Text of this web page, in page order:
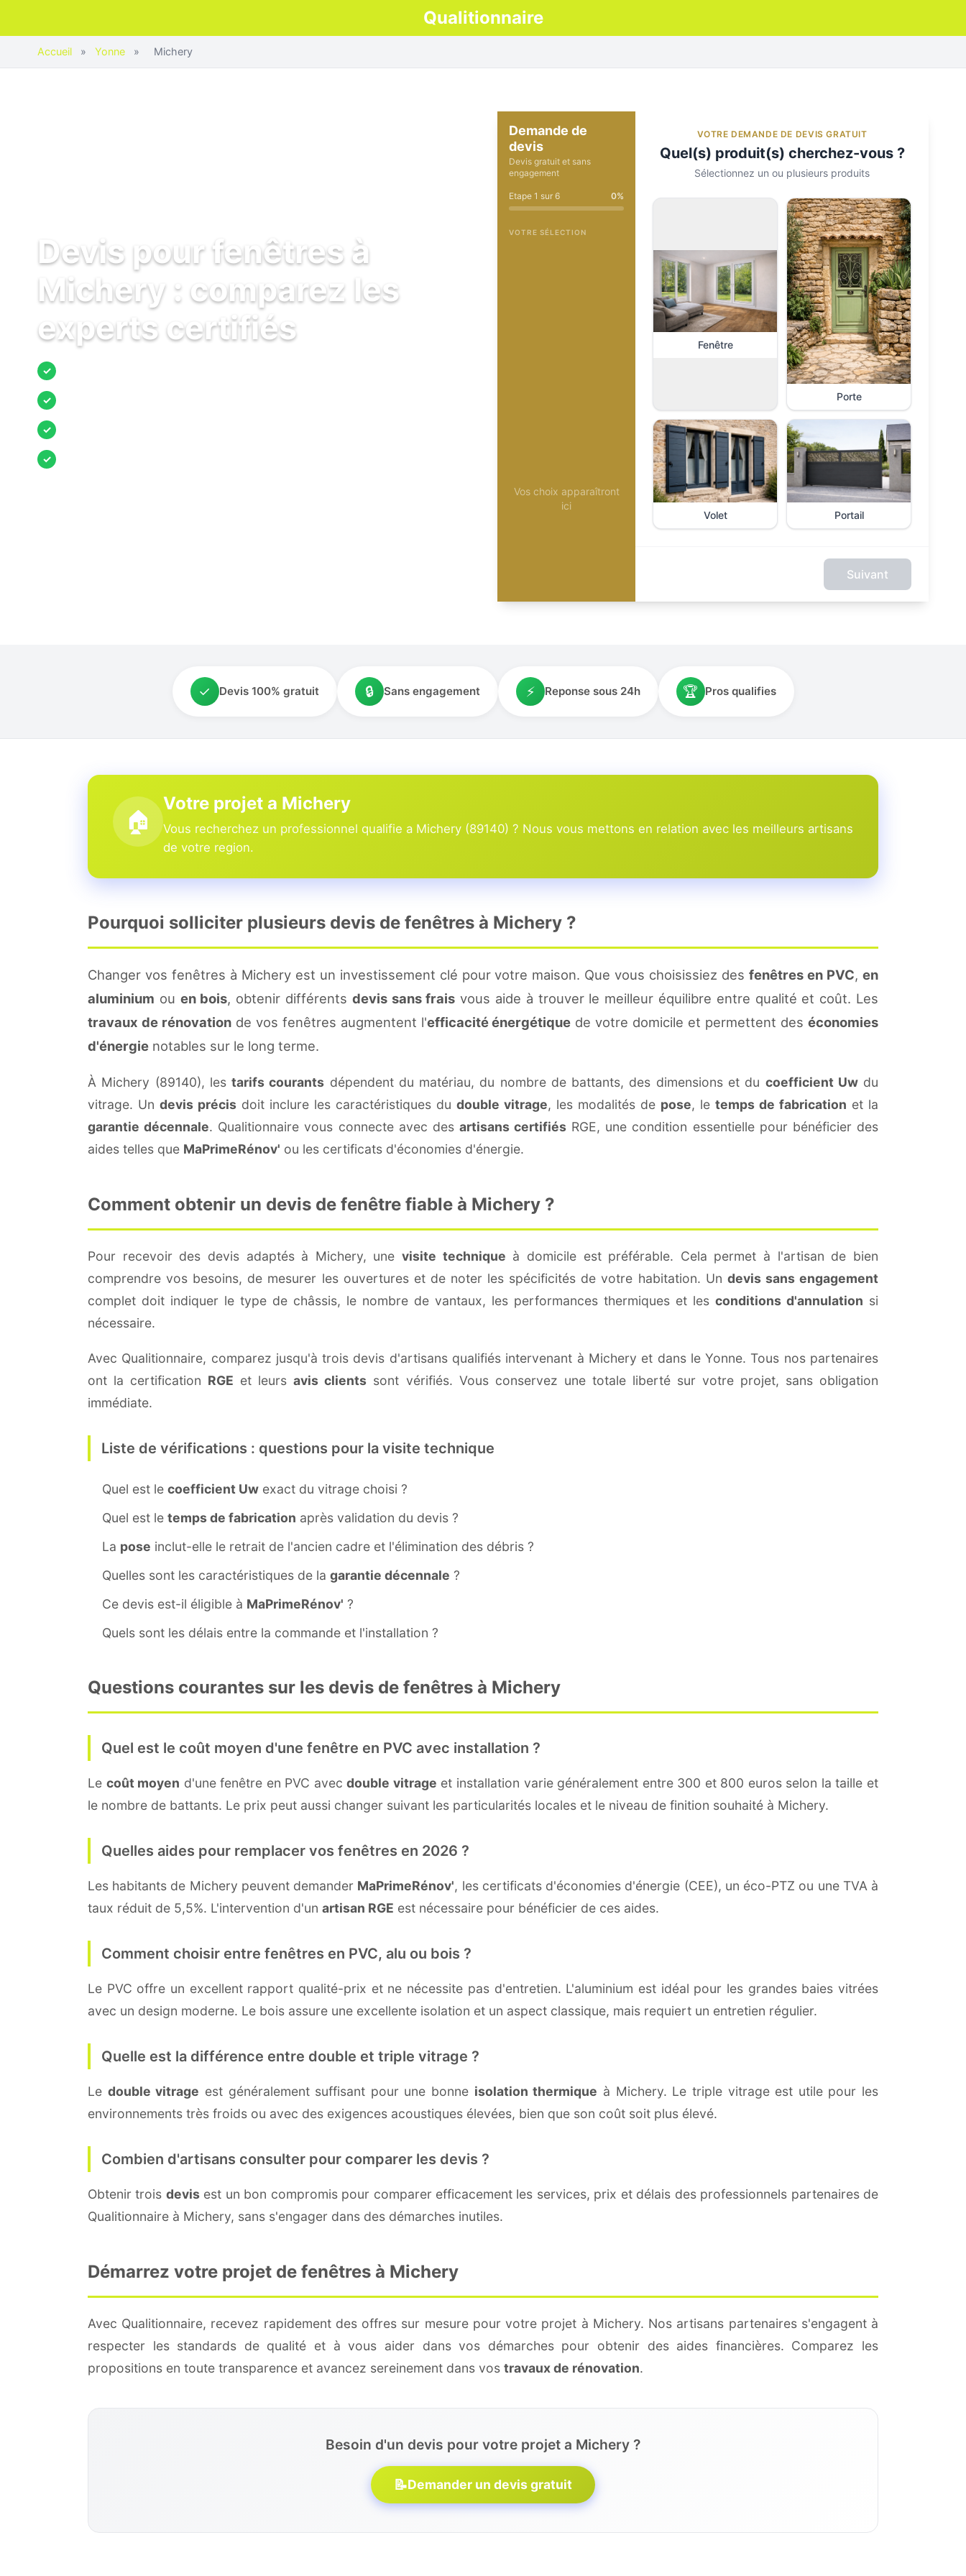
Qualitionnaire
Accueil » Yonne » Michery
Devis pour fenêtres à
Michery : comparez les
experts certifiés
✓
✓
✓
✓
Demande de
devis
Devis gratuit et sans
engagement
Etape 1 sur 6 0%
VOTRE SÉLECTION
Vos choix apparaîtront
ici
VOTRE DEMANDE DE DEVIS GRATUIT
Quel(s) produit(s) cherchez-vous ?
Sélectionnez un ou plusieurs produits
Fenêtre
Porte
Volet Portail
Suivant
✓ Devis 100% gratuit 🔒 Sans engagement ⚡ Reponse sous 24h 🏆 Pros qualifies
🏠
Votre projet a Michery
Vous recherchez un professionnel qualifie a Michery (89140) ? Nous vous mettons en relation avec les meilleurs artisans
de votre region.
Pourquoi solliciter plusieurs devis de fenêtres à Michery ?
Changer vos fenêtres à Michery est un investissement clé pour votre maison. Que vous choisissiez desfenêtres en PVC,en
aluminium ou en bois, obtenir différents devis sans frais vous aide à trouver le meilleur équilibre entre qualité et coût. Les
travaux de rénovationde vos fenêtres augmentent l'efficacité énergétique de votre domicile et permettent deséconomies
d'énergie notables sur le long terme.
À Michery (89140), lestarifs courants dépendent du matériau, du nombre de battants, des dimensions et du coefficient Uwdu
vitrage. Un devis précis doit inclure les caractéristiques du double vitrage, les modalités de pose, le temps de fabrication et la
garantie décennale. Qualitionnaire vous connecte avec des artisans certifiés RGE, une condition essentielle pour bénéficier des
aides telles que MaPrimeRénov' ou les certificats d'économies d'énergie.
Comment obtenir un devis de fenêtre fiable à Michery ?
Pour recevoir des devis adaptés à Michery, unevisite technique à domicile est préférable. Cela permet à l'artisan de bien
comprendre vos besoins, de mesurer les ouvertures et de noter les spécificités de votre habitation. Un devis sans engagement
complet doit indiquer le type de châssis, le nombre de vantaux, les performances thermiques et les conditions d'annulation si
nécessaire.
Avec Qualitionnaire, comparez jusqu'à trois devis d'artisans qualifiés intervenant à Michery et dans le Yonne. Tous nos partenaires
ont la certification RGE et leursavis clients sont vérifiés. Vous conservez une totale liberté sur votre projet, sans obligation
immédiate.
Liste de vérifications : questions pour la visite technique
Quel est le coefficient Uw exact du vitrage choisi ?
Quel est le temps de fabrication après validation du devis ?
La pose inclut-elle le retrait de l'ancien cadre et l'élimination des débris ?
Quelles sont les caractéristiques de la garantie décennale ?
Ce devis est-il éligible à MaPrimeRénov' ?
Quels sont les délais entre la commande et l'installation ?
Questions courantes sur les devis de fenêtres à Michery
Quel est le coût moyen d'une fenêtre en PVC avec installation ?
Le coût moyen d'une fenêtre en PVC avecdouble vitrage et installation varie généralement entre 300 et 800 euros selon la taille et
le nombre de battants. Le prix peut aussi changer suivant les particularités locales et le niveau de finition souhaité à Michery.
Quelles aides pour remplacer vos fenêtres en 2026 ?
Les habitants de Michery peuvent demander MaPrimeRénov', les certificats d'économies d'énergie (CEE), un éco-PTZ ou une TVA à
taux réduit de 5,5%. L'intervention d'un artisan RGE est nécessaire pour bénéficier de ces aides.
Comment choisir entre fenêtres en PVC, alu ou bois ?
Le PVC offre un excellent rapport qualité-prix et ne nécessite pas d'entretien. L'aluminium est idéal pour les grandes baies vitrées
avec un design moderne. Le bois assure une excellente isolation et un aspect classique, mais requiert un entretien régulier.
Quelle est la différence entre double et triple vitrage ?
Le double vitrage est généralement suffisant pour une bonne isolation thermique à Michery. Le triple vitrage est utile pour les
environnements très froids ou avec des exigences acoustiques élevées, bien que son coût soit plus élevé.
Combien d'artisans consulter pour comparer les devis ?
Obtenir trois devisest un bon compromis pour comparer efficacement les services, prix et délais des professionnels partenaires de
Qualitionnaire à Michery, sans s'engager dans des démarches inutiles.
Démarrez votre projet de fenêtres à Michery
Avec Qualitionnaire, recevez rapidement des offres sur mesure pour votre projet à Michery. Nos artisans partenaires s'engagent à
respecter les standards de qualité et à vous aider dans vos démarches pour obtenir des aides financières. Comparez les
propositions en toute transparence et avancez sereinement dans vos travaux de rénovation.
Besoin d'un devis pour votre projet a Michery ?
📝Demander un devis gratuit